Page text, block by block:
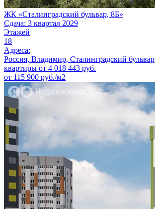
ЖК «Сталинградский бульвар, 8Б»
Сдача: 3 квартал 2029
Этажей
18
Адреса:
Россия, Владимир, Сталинградский бульвар
квартиры от 4 018 443 руб.
от 115 900 руб./м2